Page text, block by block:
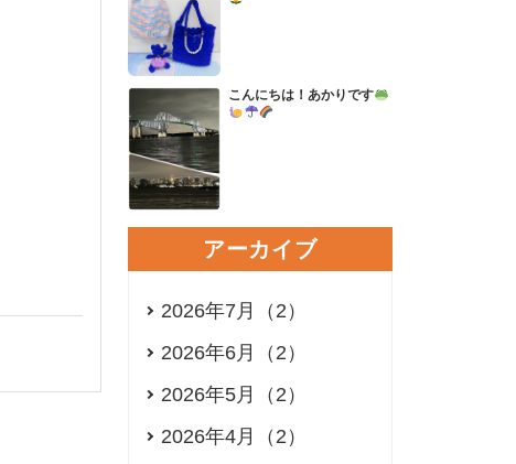
こんにちは！あかりです
アーカイブ
2026年7月（2）
2026年6月（2）
2026年5月（2）
2026年4月（2）